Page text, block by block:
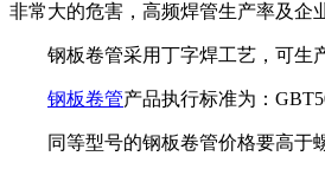
非常大的危害，高频焊管生产率及企
钢板卷管采用丁字焊工艺，可生产
钢板卷管产品执行标准为：
同等型号的钢板卷管价格要高于螺